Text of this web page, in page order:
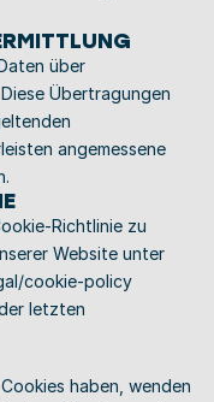
über
Übertragungen
angemessene
Richtlinie zu
Website unter
cookie-policy
letzten
haben, wenden